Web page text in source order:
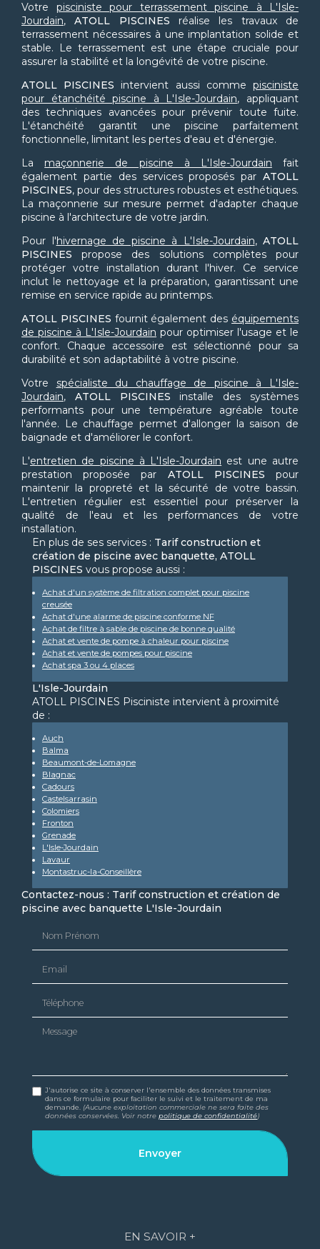
Votre pisciniste pour terrassement piscine à L'Isle-
Jourdain,ATOLL PISCINES réalise les travaux de
terrassement nécessaires à une implantation solide et
stable. Le terrassement est une étape cruciale pour
assurer la stabilité et la longévité de votre piscine.
ATOLL PISCINES intervient aussi commepisciniste
pour étanchéité piscine à L'Isle-Jourdain, appliquant
des techniques avancées pour prévenir toute fuite.
L'étanchéité garantit une piscine parfaitement
fonctionnelle, limitant les pertes d'eau et d'énergie.
La maçonnerie de piscine à L'Isle-Jourdain fait
également partie des services proposés par ATOLL
PISCINES, pour des structures robustes et esthétiques.
La maçonnerie sur mesure permet d'adapter chaque
piscine à l'architecture de votre jardin.
Pour l'hivernage de piscine à L'Isle-Jourdain, ATOLL
PISCINES propose des solutions complètes pour
protéger votre installation durant l'hiver. Ce service
inclut le nettoyage et la préparation, garantissant une
remise en service rapide au printemps.
ATOLL PISCINES fournit également des équipements
de piscine à L'Isle-Jourdain pour optimiser l'usage et le
confort. Chaque accessoire est sélectionné pour sa
durabilité et son adaptabilité à votre piscine.
Votre spécialiste du chauffage de piscine à L'Isle-
Jourdain, ATOLL PISCINES installe des systèmes
performants pour une température agréable toute
l'année. Le chauffage permet d'allonger la saison de
baignade et d'améliorer le confort.
L'entretien de piscine à L'Isle-Jourdain est une autre
prestation proposée par ATOLL PISCINES pour
maintenir la propreté et la sécurité de votre bassin.
L'entretien régulier est essentiel pour préserver la
qualité de l'eau et les performances de votre
installation.
En plus de ses services : Tarif construction et
création de piscine avec banquette, ATOLL
PISCINES vous propose aussi :
Achat d'un système de filtration complet pour piscine
creusée
Achat d'une alarme de piscine conforme NF
Achat de filtre à sable de piscine de bonne qualité
Achat et vente de pompe à chaleur pour piscine
Achat et vente de pompes pour piscine
Achat spa 3 ou 4 places
L'Isle-Jourdain
ATOLL PISCINES Pisciniste intervient à proximité
de :
Auch
Balma
Beaumont-de-Lomagne
Blagnac
Cadours
Castelsarrasin
Colomiers
Fronton
Grenade
L'Isle-Jourdain
Lavaur
Montastruc-la-Conseillère
Contactez-nous : Tarif construction et création de
piscine avec banquette L'Isle-Jourdain
Message
J'autorise ce site à conserver l'ensemble des données transmises
dans ce formulaire pour faciliter le suivi et le traitement de ma
demande. (Aucune exploitation commerciale ne sera faite des
données conservées. Voir notrepolitique de confidentialité)
EN SAVOIR +